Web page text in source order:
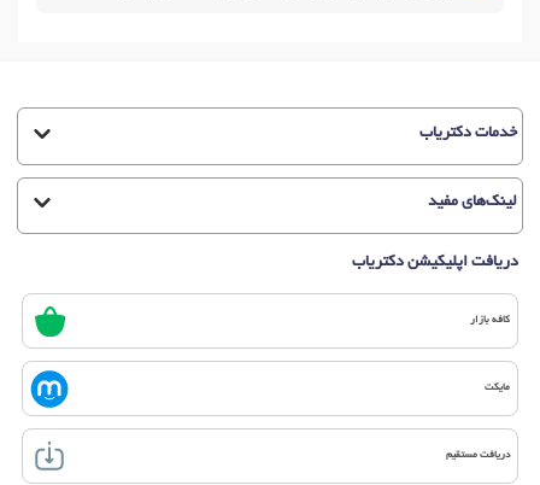
خدمات دکتریاب
لینک‌های مفید
دریافت اپلیکیشن دکتریاب
کافه بازار
مایکت
دریافت مستقیم